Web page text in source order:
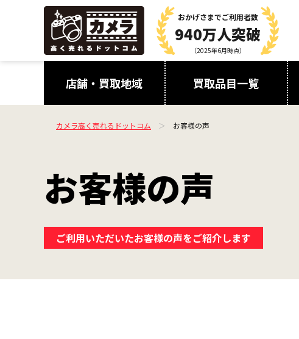
おかげさまでご利用者数
940万人突破
（2025年6月時点）
店舗・買取地域 買取品目一覧
カメラ高く売れるドットコム お客様の声
お客様の声
ご利用いただいたお客様の声をご紹介します